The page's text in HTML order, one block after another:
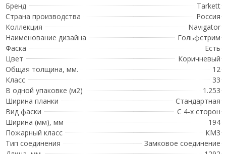
Бренд
Tarkett
Страна производства
Россия
Коллекция
Navigator
Наименование дизайна
Гольфстрим
Фаска
Есть
Цвет
Коричневый
Общая толщина, мм.
12
Класс
33
В одной упаковке (м2)
1.253
Ширина планки
Стандартная
Вид фаски
С 4-х сторон
Ширина (мм), мм
194
Пожарный класс
КМ3
Тип соединения
Замковое соединение